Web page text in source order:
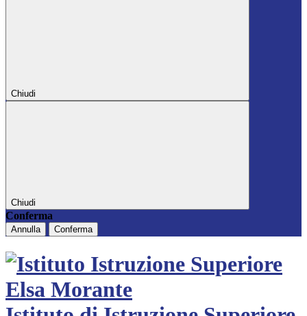
Chiudi
Chiudi
Conferma
Annulla Conferma